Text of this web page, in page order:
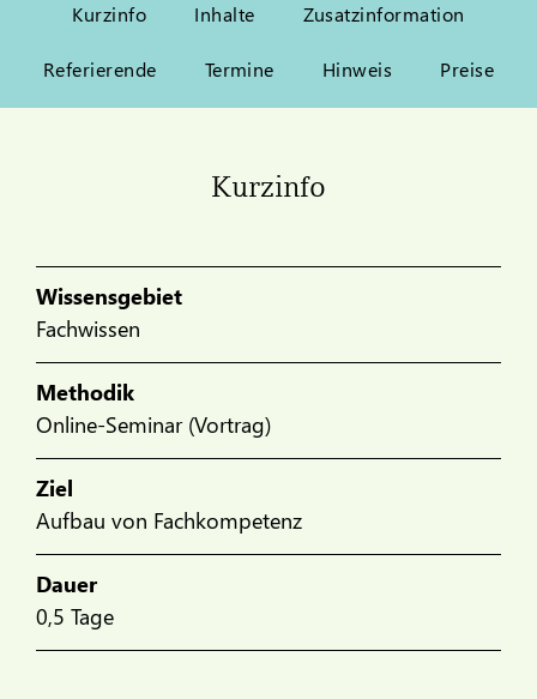
Kurzinfo Inhalte Zusatzinformation
Referierende Termine Hinweis Preise
Kurzinfo
Wissensgebiet
Fachwissen
Methodik
Online-Seminar (Vortrag)
Ziel
Aufbau von Fachkompetenz
Dauer
0,5 Tage